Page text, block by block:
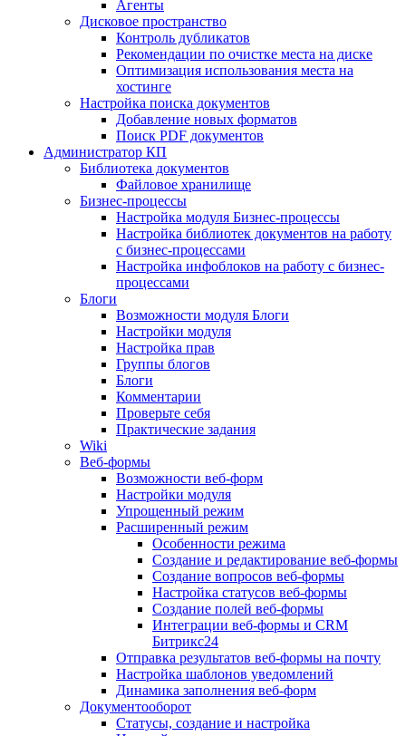
Агенты
Дисковое пространство
Контроль дубликатов
Рекомендации по очистке места на диске
Оптимизация использования места на
хостинге
Настройка поиска документов
Добавление новых форматов
Поиск PDF документов
Администратор КП
Библиотека документов
Файловое хранилище
Бизнес-процессы
Настройка модуля Бизнес-процессы
Настройка библиотек документов на работу
с бизнес-процессами
Настройка инфоблоков на работу с бизнес-
процессами
Блоги
Возможности модуля Блоги
Настройки модуля
Настройка прав
Группы блогов
Блоги
Комментарии
Проверьте себя
Практические задания
Wiki
Веб-формы
Возможности веб-форм
Настройки модуля
Упрощенный режим
Расширенный режим
Особенности режима
Создание и редактирование веб-формы
Создание вопросов веб-формы
Настройка статусов веб-формы
Создание полей веб-формы
Интеграции веб-формы и CRM
Битрикс24
Отправка результатов веб-формы на почту
Настройка шаблонов уведомлений
Динамика заполнения веб-форм
Документооборот
Статусы, создание и настройка